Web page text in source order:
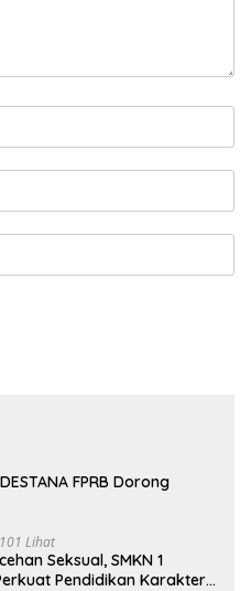
FPRB Dorong
101 Lihat
Seksual, SMKN 1
Pendidikan Karakter